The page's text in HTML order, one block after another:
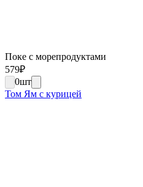
Поке с морепродуктами
579₽
0шт
Том Ям с курицей